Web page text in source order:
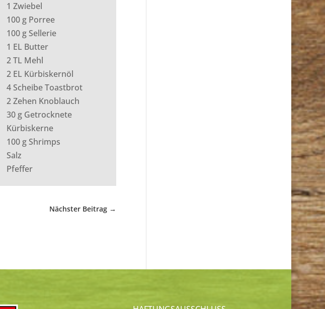
1 Zwiebel
100 g Porree
100 g Sellerie
1 EL Butter
2 TL Mehl
2 EL Kürbiskernöl
4 Scheibe Toastbrot
2 Zehen Knoblauch
30 g Getrocknete
Kürbiskerne
100 g Shrimps
Salz
Pfeffer
Nächster Beitrag →